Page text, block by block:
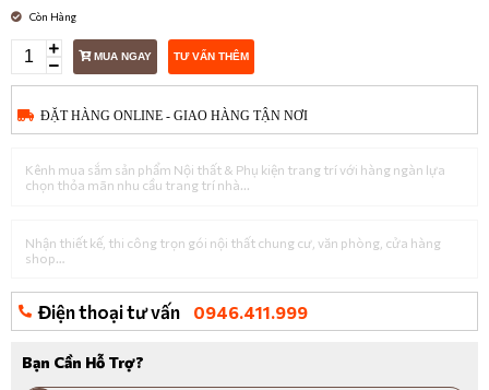
Còn Hàng
MUA NGAY TƯ VẤN THÊM
ĐẶT HÀNG ONLINE - GIAO HÀNG TẬN NƠI
Kênh mua sắm sản phẩm Nội thất & Phụ kiện trang trí với hàng ngàn lựa
chọn thỏa mãn nhu cầu trang trí nhà...
Nhận thiết kế, thi công trọn gói nội thất chung cư, văn phòng, cửa hàng
shop…
Điện thoại tư vấn 0946.411.999
Bạn Cần Hỗ Trợ?